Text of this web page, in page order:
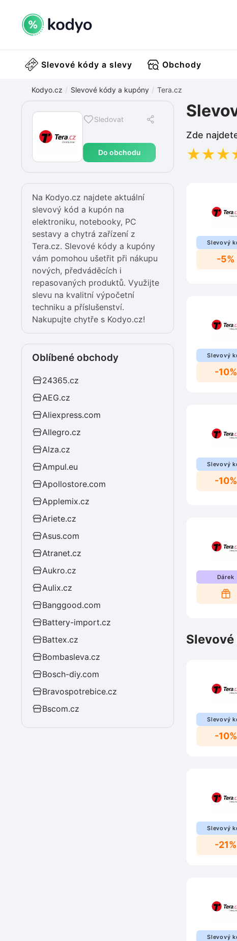
Slevové kódy a slevy Obchody
Kodyo.cz Slevové kódy a kupóny Tera.cz
Sledovat
Do obchodu
Zde
★★★
Na Kodyo.cz najdete aktuální
slevový kód a kupón na
elektroniku, notebooky, PC
sestavy a chytrá zařízení z
Tera.cz. Slevové kódy a kupóny
vám pomohou ušetřit při nákupu
nových, předváděcích i
repasovaných produktů. Využijte
slevu na kvalitní výpočetní
techniku a příslušenství.
Nakupujte chytře s Kodyo.cz!
Oblíbené obchody
24365.cz
AEG.cz
Aliexpress.com
Allegro.cz
Alza.cz
Ampul.eu
Apollostore.com
Applemix.cz
Ariete.cz
Asus.com
Atranet.cz
Aukro.cz
Aulix.cz
Banggood.com
Battery-import.cz
Battex.cz
Bombasleva.cz
Bosch-diy.com
Bravospotrebice.cz
Bscom.cz
Slevový
-5%
Slevový
-10%
Slevový
-10%
Dárek
Slevový
-10%
Slevový
-21%
Slevový